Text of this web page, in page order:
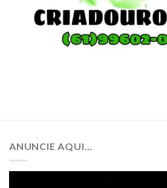
ANUNCIE AQUI…